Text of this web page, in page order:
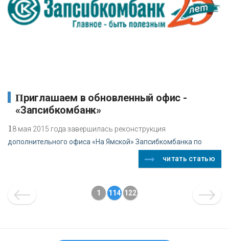
Приглашаем в обновленный офис -
«Запсибкомбанк»
18 мая 2015 года завершилась реконструкция
дополнительного офиса «На Ямской» Запсибкомбанка по
читать статью
1 114 122